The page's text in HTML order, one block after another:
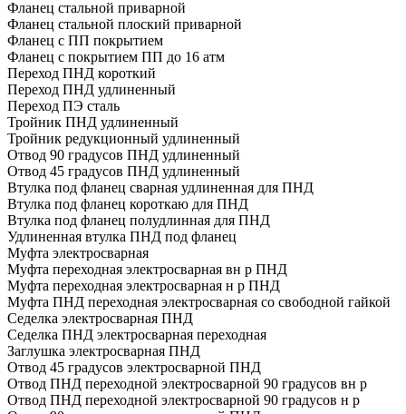
Фланец стальной приварной
Фланец стальной плоский приварной
Фланец с ПП покрытием
Фланец с покрытием ПП до 16 атм
Переход ПНД короткий
Переход ПНД удлиненный
Переход ПЭ сталь
Тройник ПНД удлиненный
Тройник редукционный удлиненный
Отвод 90 градусов ПНД удлиненный
Отвод 45 градусов ПНД удлиненный
Втулка под фланец сварная удлиненная для ПНД
Втулка под фланец короткаю для ПНД
Втулка под фланец полудлинная для ПНД
Удлиненная втулка ПНД под фланец
Муфта электросварная
Муфта переходная электросварная вн р ПНД
Муфта переходная электросварная н р ПНД
Муфта ПНД переходная электросварная со свободной гайкой
Седелка электросварная ПНД
Седелка ПНД электросварная переходная
Заглушка электросварная ПНД
Отвод 45 градусов электросварной ПНД
Отвод ПНД переходной электросварной 90 градусов вн р
Отвод ПНД переходной электросварной 90 градусов н р